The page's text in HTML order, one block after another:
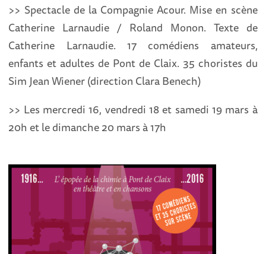
>> Spectacle de la Compagnie Acour. Mise en scène
Catherine Larnaudie / Roland Monon. Texte de
Catherine Larnaudie. 17 comédiens amateurs,
enfants et adultes de Pont de Claix. 35 choristes du
Sim Jean Wiener (direction Clara Benech)
>> Les mercredi 16, vendredi 18 et samedi 19 mars à
20h et le dimanche 20 mars à 17h